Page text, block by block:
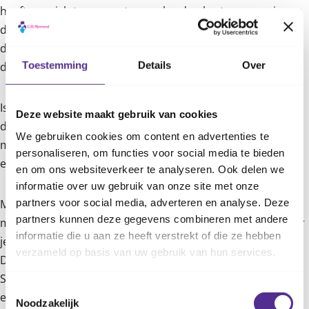
Toestemming Details Over
Deze website maakt gebruik van cookies
We gebruiken cookies om content en advertenties te
personaliseren, om functies voor social media te bieden
en om ons websiteverkeer te analyseren. Ook delen we
informatie over uw gebruik van onze site met onze
partners voor social media, adverteren en analyse. Deze
partners kunnen deze gegevens combineren met andere
informatie die u aan ze heeft verstrekt of die ze hebben
verzameld op basis van uw gebruik van hun services.
Noodzakelijk
heeft om zich te concentreren, las dan korte pauzes in om
de concentratie te verbeteren. Toon begrip en luister naar
de frustraties van je kind en stel hem gerust. Het kan zijn
dat je kind last heeft van
faalangst
Is het huiswerk te moeilijk of te saai? Bespreek dit dan met
de leerkracht. Ook helpt het om het huiswerk op 2
momenten op een dag te maken. Bijvoorbeeld voor het
eten en na het eten.
Maar hoe moedig je een kind aan die weigert huiswerk te
maken? Een vraag die ouders veel hebben. Sonja: ‘Benader
je kind positief. Geef een compliment over zijn prestaties.
Dit motiveert je kind om door te gaan met z’n huiswerk.
Spreek af om huiswerk te maken op een vaste plek in huis
en tijd. Hierdoor wordt het een gewoonte.’